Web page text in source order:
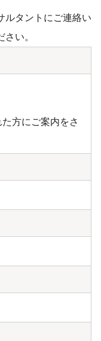
ルタントにご連絡い
い。
方にご案内をさ